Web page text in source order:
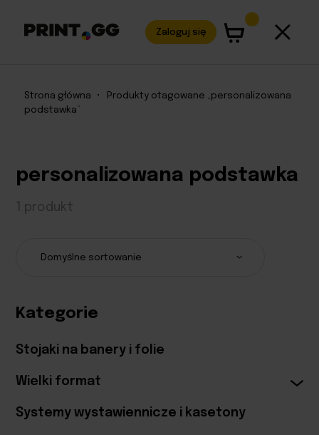
Zaloguj się
Strona główna •
Produkty otagowane „personalizowana
podstawka”
personalizowana podstawka
1 produkt
Kategorie
Stojaki na banery i folie
Wielki format
Systemy wystawiennicze i kasetony